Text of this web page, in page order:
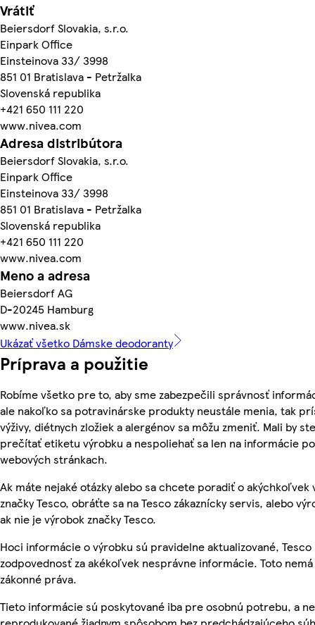
Vrátiť
Beiersdorf Slovakia, s.r.o.
Einpark Office
Einsteinova 33/ 3998
851 01 Bratislava - Petržalka
Slovenská republika
+421 650 111 220
www.nivea.com
Adresa distribútora
Beiersdorf Slovakia, s.r.o.
Einpark Office
Einsteinova 33/ 3998
851 01 Bratislava - Petržalka
Slovenská republika
+421 650 111 220
www.nivea.com
Meno a adresa
Beiersdorf AG
D-20245 Hamburg
www.nivea.sk
Ukázať všetko Dámske deodoranty
Príprava a použitie
Robíme všetko pre to, aby sme zabezpečili správnosť
ale nakoľko sa potravinárske produkty neustále menia, tak
výživy, diétnych zložiek a alergénov sa môžu zmeniť. Mali by
prečítať etiketu výrobku a nespoliehať sa len na informácie
webových stránkach.
Ak máte nejaké otázky alebo sa chcete poradiť o akýchkoľvek
značky Tesco, obráťte sa na Tesco zákaznícky servis, alebo
ak nie je výrobok značky Tesco.
Hoci informácie o výrobku sú pravidelne aktualizované, Tesco
zodpovednosť za akékoľvek nesprávne informácie. Toto nemá
zákonné práva.
Tieto informácie sú poskytované iba pre osobnú potrebu, a